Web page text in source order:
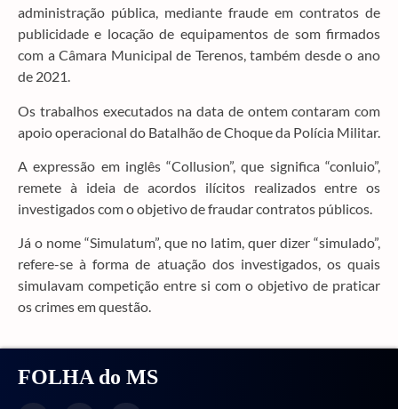
administração pública, mediante fraude em contratos de
publicidade e locação de equipamentos de som firmados
com a Câmara Municipal de Terenos, também desde o ano
de 2021.
Os trabalhos executados na data de ontem contaram com
apoio operacional do Batalhão de Choque da Polícia Militar.
A expressão em inglês “Collusion”, que significa “conluio”,
remete à ideia de acordos ilícitos realizados entre os
investigados com o objetivo de fraudar contratos públicos.
Já o nome “Simulatum”, que no latim, quer dizer “simulado”,
refere-se à forma de atuação dos investigados, os quais
simulavam competição entre si com o objetivo de praticar
os crimes em questão.
FOLHA do MS